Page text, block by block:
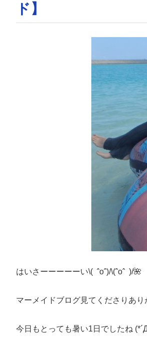
ド】
はいさーーーーーい\( ˆoˆ)/\(ˆoˆ )/🌺
マーメイドブログ見てくださりあ
今日もとっても暑い1日でしたね